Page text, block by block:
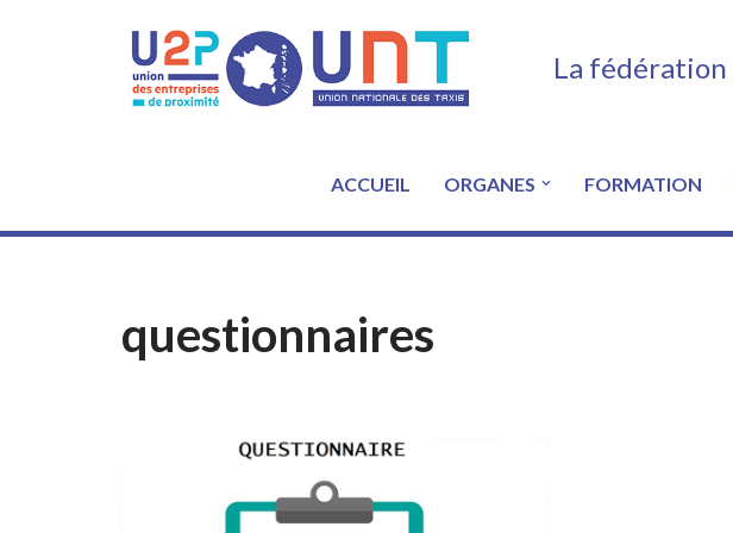
La fédération
ACCUEIL ORGANES FORMATION
questionnaires